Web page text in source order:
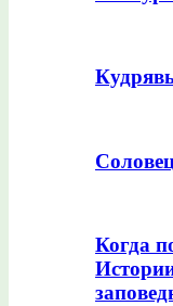
Когда